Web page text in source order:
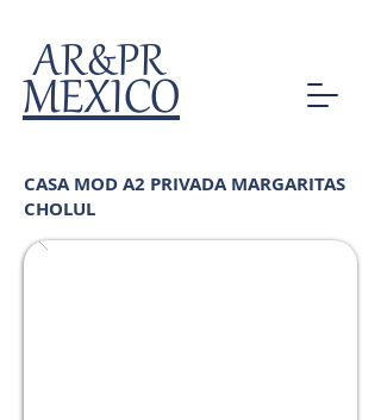
MEXICO
AR&PR
CASA MOD A2 PRIVADA MARGARITAS
CHOLUL